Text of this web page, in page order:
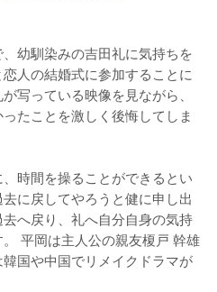
幼馴染みの吉田礼に気持ちを
人の結婚式に参加することに
写っている映像を見ながら、
たことを激しく後悔してしま
時間を操ることができるとい
に戻してやろうと健に申し出
へ戻り、礼へ自分自身の気持
平岡は主人公の親友榎戸 幹雄
国や中国でリメイクドラマが